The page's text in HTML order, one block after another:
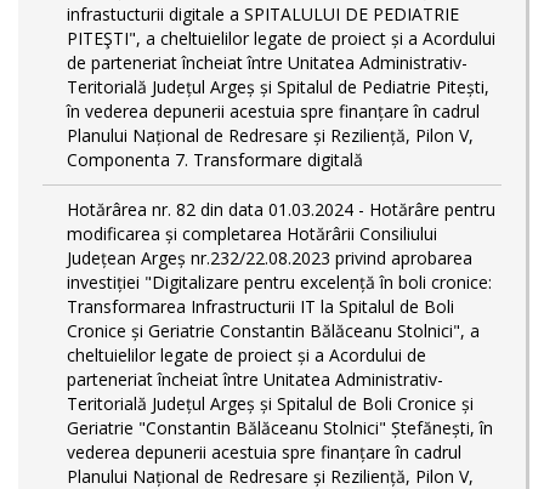
infrastucturii digitale a SPITALULUI DE PEDIATRIE
PITEŞTI", a cheltuielilor legate de proiect și a Acordului
de parteneriat încheiat între Unitatea Administrativ-
Teritorială Județul Argeș și Spitalul de Pediatrie Pitești,
în vederea depunerii acestuia spre finanțare în cadrul
Planului Național de Redresare și Reziliență, Pilon V,
Componenta 7. Transformare digitală
Hotărârea nr. 82 din data 01.03.2024 - Hotărâre pentru
modificarea și completarea Hotărârii Consiliului
Județean Argeș nr.232/22.08.2023 privind aprobarea
investiției "Digitalizare pentru excelență în boli cronice:
Transformarea Infrastructurii IT la Spitalul de Boli
Cronice și Geriatrie Constantin Bălăceanu Stolnici", a
cheltuielilor legate de proiect și a Acordului de
parteneriat încheiat între Unitatea Administrativ-
Teritorială Județul Argeș și Spitalul de Boli Cronice și
Geriatrie "Constantin Bălăceanu Stolnici" Ștefănești, în
vederea depunerii acestuia spre finanțare în cadrul
Planului Național de Redresare și Reziliență, Pilon V,